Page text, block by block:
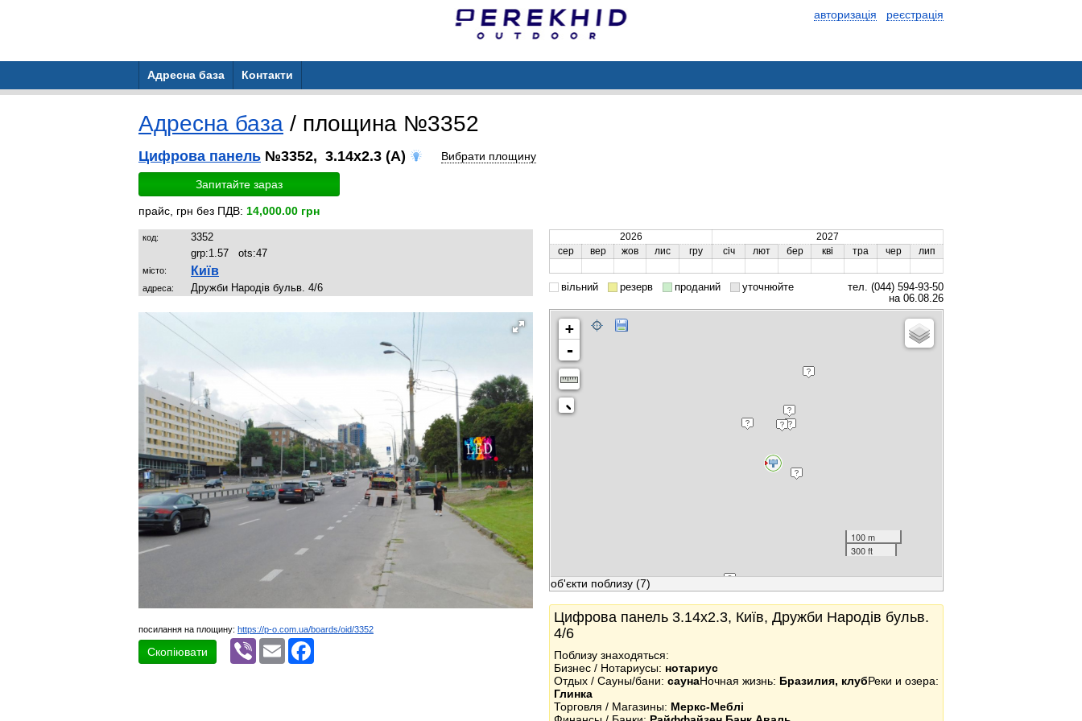
авторизація реєстрація
Адресна база Контакти
Адресна база / площина №3352
Цифрова панель №3352, 3.14x2.3 (A) Вибрати площину
Запитайте зараз
прайс, грн без ПДВ: 14,000.00 грн
код:
3352
grp:1.57 ots:47
місто: Київ
адреса: Дружби Народів бульв. 4/6
посилання на площину: https://p-o.com.ua/boards/oid/3352
Скопіювати
Viber Email
2026
2027
сер
вер жов лис гру січ лют бер кві тра чер лип
вільний резерв проданий уточнюйте
тел. (044) 594-93-50
на 06.08.26
+
-
100 m
300 ft
об'єкти поблизу (7)
Цифрова панель 3.14x2.3, Київ, Дружби Народів бульв.
4/6
Поблизу знаходяться:
Бизнес / Нотариусы: нотариус
Отдых / Сауны/бани: саунаНочная жизнь: Бразилия, клубРеки и озера:
Глинка
Торговля / Магазины: Меркс-Меблі